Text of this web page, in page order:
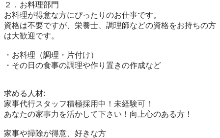
２．お料理部門
お料理が得意な方にぴったりのお仕事です。
資格は不要ですが、栄養士、調理師などの資格をお持ちの方
は大歓迎です。
・お料理（調理・片付け）
・その日の食事の調理や作り置きの作成など
求める人材:
家事代行スタッフ積極採用中！未経験可！
あなたの家事力を活かして下さい！向上心のある方！
家事や掃除が得意、好きな方